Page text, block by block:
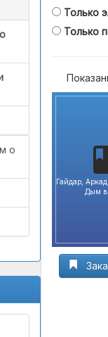
о
Только
Только
Гайдар,
Дым в